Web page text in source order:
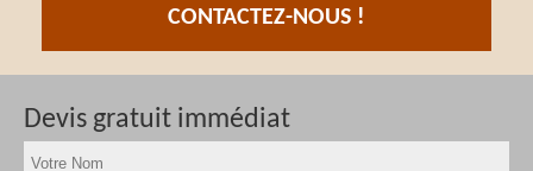
CONTACTEZ-NOUS !
Devis gratuit immédiat